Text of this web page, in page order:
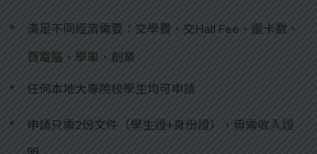
滿足不同經濟需要：交學費、交Hall Fee、還卡數、
買電腦、學車、創業
任何本地大專院校學生均可申請
申請只需2份文件（學生證+身份證），毋需收入證